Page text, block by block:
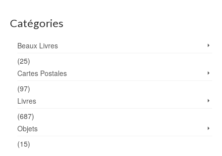
Catégories
Beaux Livres
(25)
Cartes Postales
(97)
Livres
(687)
Objets
(15)